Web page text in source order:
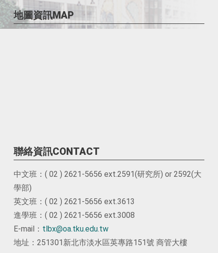
地圖資訊MAP
聯絡資訊CONTACT
中文班：( 02 ) 2621-5656 ext.2591(研究所) or 2592(大
學部)
英文班：( 02 ) 2621-5656 ext.3613
進學班：( 02 ) 2621-5656 ext.3008
E-mail： tlbx@oa.tku.edu.tw
地址：251301新北市淡水區英專路151號 商管大樓